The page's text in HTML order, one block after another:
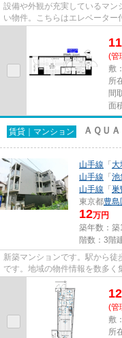
設備や外観が充実しているマン
い物件。こちらはエレベータ
(管
敷
所
間
面
賃貸｜マンション ＡＱＵ
山手線 「 大
山手線 「 池
山手線 「 巣
東京都豊島
12万円
築年数：築
階数：3階
新築マンションです。駅から
です。地域の物件情報を数多
び下さい。お問い合わせもお気...
12
(管
敷
所